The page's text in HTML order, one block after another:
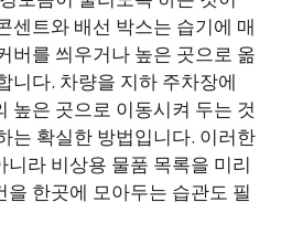
센트와 배선 박스는 습기에 매
버를 씌우거나 높은 곳으로 옮
니다. 차량을 지하 주차장에
높은 곳으로 이동시켜 두는 것
는 확실한 방법입니다. 이러한
라 비상용 물품 목록을 미리
한곳에 모아두는 습관도 필